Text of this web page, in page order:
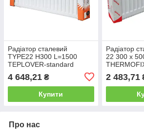
Радіатор сталевий
TYPE22 H300 L=1500
TEPLOVER-standard
4 648,21 ₴
Купити
Радіатор
22 300 x
2 483,71
Про нас